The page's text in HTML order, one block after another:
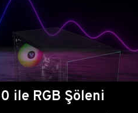
ile RGB Şöleni